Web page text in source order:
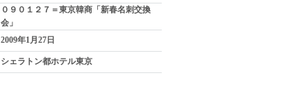
０９０１２７＝東京韓商「新春名刺交換
会」
2009年1月27日
シェラトン都ホテル東京